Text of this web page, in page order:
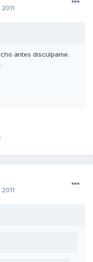
antes disculpame.